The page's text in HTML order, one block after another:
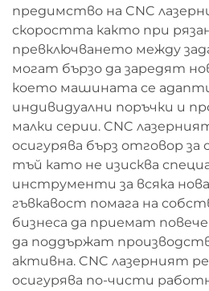
предимство на CNC
скоростта както при
превключването между
могат бързо да заредят
което машината се
индивидуални поръчки и
малки серии. CNC
осигурява бърз отговор
тъй като не изисква
инструменти за всяка
гъвкавост помага на
бизнеса да приемат
да поддържат
активна. CNC лазерният
осигурява по-чисти